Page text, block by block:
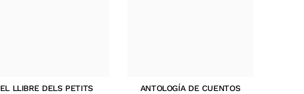
EL LLIBRE DELS PETITS
ANTOLOGÍA DE CUENTOS